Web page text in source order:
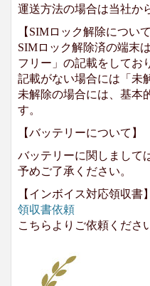
運送方法の場合は当社か
【SIMロック解除について
SIMロック解除済の端末
フリー」の記載をしてお
記載がない場合には「未
未解除の場合には、基本
す。
【バッテリーについて】
バッテリーに関しまして
予めご了承ください。
【インボイス対応領収書】
領収書依頼
こちらよりご依頼くださ